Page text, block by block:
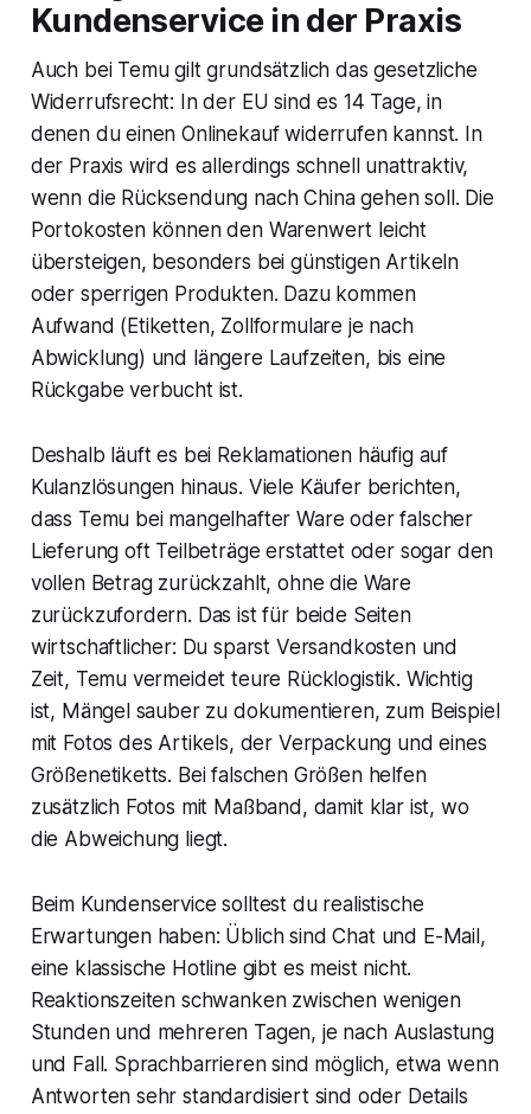
Kundenservice in der Praxis
Auch bei Temu gilt grundsätzlich das gesetzliche
Widerrufsrecht: In der EU sind es 14 Tage, in
denen du einen Onlinekauf widerrufen kannst. In
der Praxis wird es allerdings schnell unattraktiv,
wenn die Rücksendung nach China gehen soll. Die
Portokosten können den Warenwert leicht
übersteigen, besonders bei günstigen Artikeln
oder sperrigen Produkten. Dazu kommen
Aufwand (Etiketten, Zollformulare je nach
Abwicklung) und längere Laufzeiten, bis eine
Rückgabe verbucht ist.
Deshalb läuft es bei Reklamationen häufig auf
Kulanzlösungen hinaus. Viele Käufer berichten,
dass Temu bei mangelhafter Ware oder falscher
Lieferung oft Teilbeträge erstattet oder sogar den
vollen Betrag zurückzahlt, ohne die Ware
zurückzufordern. Das ist für beide Seiten
wirtschaftlicher: Du sparst Versandkosten und
Zeit, Temu vermeidet teure Rücklogistik. Wichtig
ist, Mängel sauber zu dokumentieren, zum Beispiel
mit Fotos des Artikels, der Verpackung und eines
Größenetiketts. Bei falschen Größen helfen
zusätzlich Fotos mit Maßband, damit klar ist, wo
die Abweichung liegt.
Beim Kundenservice solltest du realistische
Erwartungen haben: Üblich sind Chat und E-Mail,
eine klassische Hotline gibt es meist nicht.
Reaktionszeiten schwanken zwischen wenigen
Stunden und mehreren Tagen, je nach Auslastung
und Fall. Sprachbarrieren sind möglich, etwa wenn
Antworten sehr standardisiert sind oder Details